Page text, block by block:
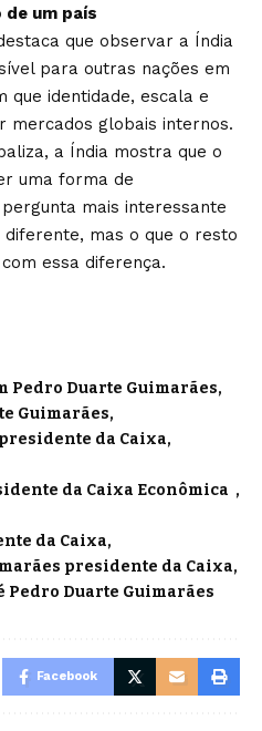
um país
que observar a Índia
para outras nações em
que identidade, escala e
mercados globais internos.
a Índia mostra que o
uma forma de
mais interessante
mas o que o resto
essa diferença.
Pedro Duarte Guimarães
Guimarães
da Caixa
da Caixa Econômica
da Caixa
presidente da Caixa
Pedro Duarte Guimarães
Facebook